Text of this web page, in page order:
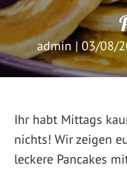
admin | 03/08/
Ihr habt Mittags
nichts! Wir zeigen
leckere Pancakes